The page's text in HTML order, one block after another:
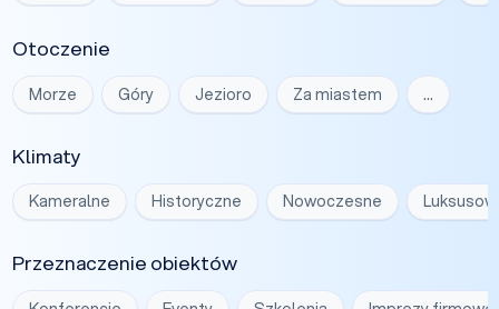
Otoczenie
Morze Góry Jezioro Za miastem …
Klimaty
Kameralne Historyczne Nowoczesne
Przeznaczenie obiektów